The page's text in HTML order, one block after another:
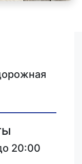
20:00